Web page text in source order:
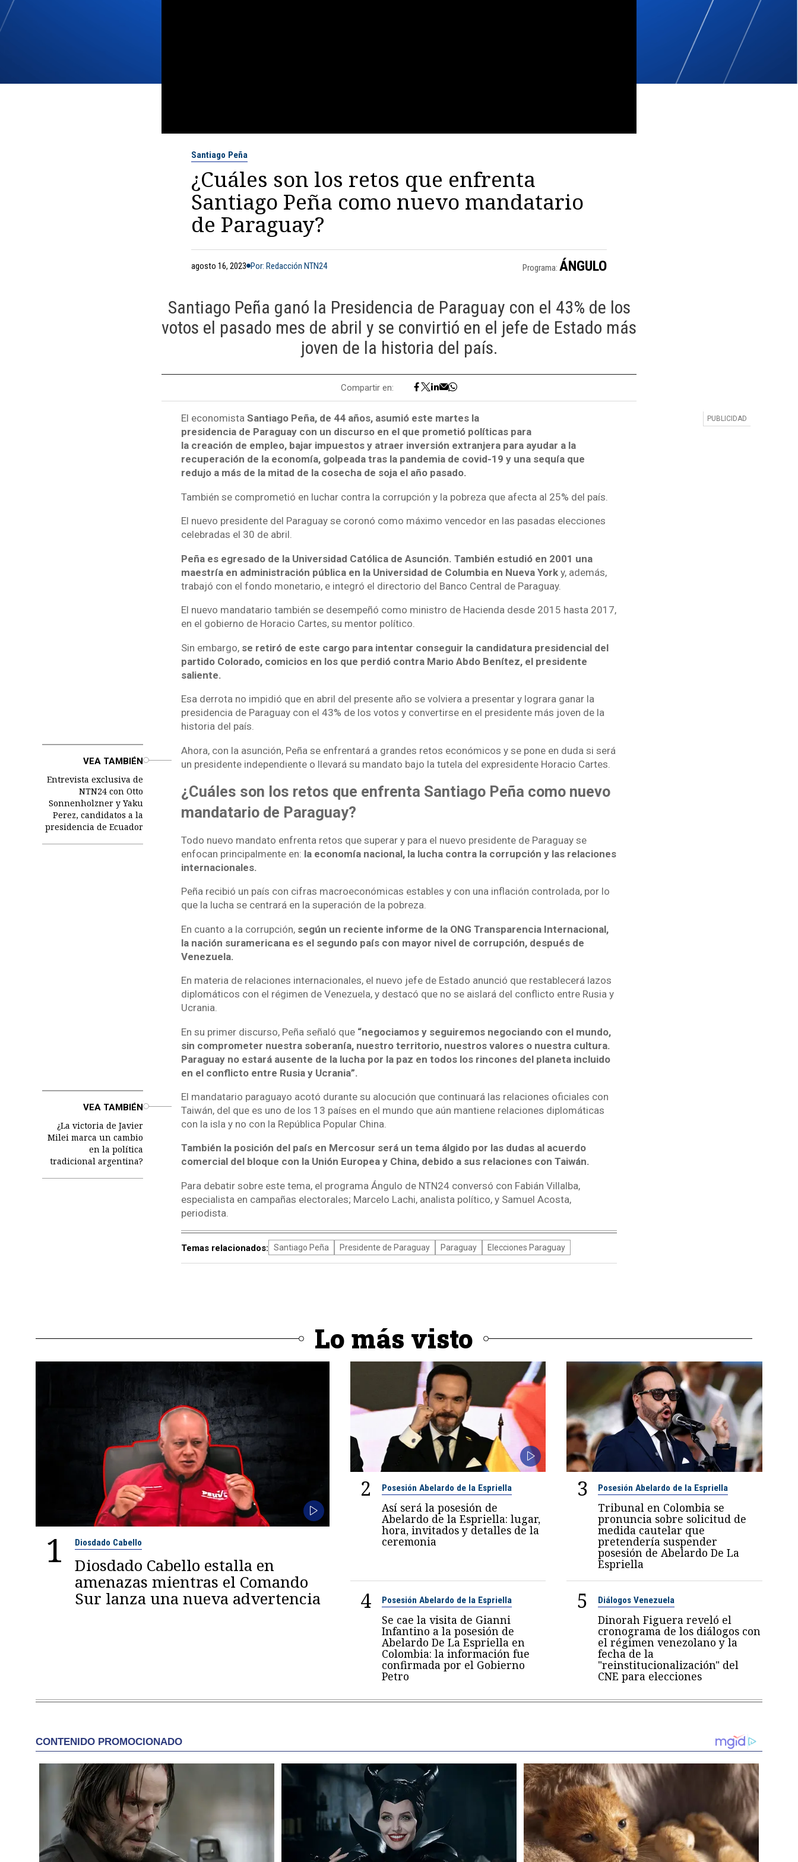
Santiago Peña
¿Cuáles son los retos que enfrenta
Santiago Peña como nuevo mandatario
de Paraguay?
agosto 16, 2023 Por: Redacción NTN24 Programa: ÁNGULO
Santiago Peña ganó la Presidencia de Paraguay con el 43% de los
votos el pasado mes de abril y se convirtió en el jefe de Estado más
joven de la historia del país.
Compartir en:
El economista Santiago Peña, de 44 años, asumió este martes la
presidencia de Paraguay con un discurso en el que prometió políticas para
la creación de empleo, bajar impuestos y atraer inversión extranjera para ayudar a la
recuperación de la economía, golpeada tras la pandemia de covid-19 y una sequía que
redujo a más de la mitad de la cosecha de soja el año pasado.
También se comprometió en luchar contra la corrupción y la pobreza que afecta al 25% del país.
El nuevo presidente del Paraguay se coronó como máximo vencedor en las pasadas elecciones
celebradas el 30 de abril.
Peña es egresado de la Universidad Católica de Asunción. También estudió en 2001 una
maestría en administración pública en la Universidad de Columbia en Nueva Yorky, además,
trabajó con el fondo monetario, e integró el directorio del Banco Central de Paraguay.
El nuevo mandatario también se desempeñó como ministro de Hacienda desde 2015 hasta 2017,
en el gobierno de Horacio Cartes, su mentor político.
Sin embargo,se retiró de este cargo para intentar conseguir la candidatura presidencial del
partido Colorado, comicios en los que perdió contra Mario Abdo Benítez, el presidente
saliente.
Esa derrota no impidió que en abril del presente año se volviera a presentar y lograra ganar la
presidencia de Paraguay con el 43% de los votos y convertirse en el presidente más joven de la
historia del país.
VEA TAMBIÉN
Entrevista exclusiva de
NTN24 con Otto
Sonnenholzner y Yaku
Perez, candidatos a la
presidencia de Ecuador
Ahora, con la asunción, Peña se enfrentará a grandes retos económicos y se pone en duda si será
un presidente independiente o llevará su mandato bajo la tutela del expresidente Horacio Cartes.
¿Cuáles son los retos que enfrenta Santiago Peña como nuevo
mandatario de Paraguay?
Todo nuevo mandato enfrenta retos que superar y para el nuevo presidente de Paraguay se
enfocan principalmente en: la economía nacional, la lucha contra la corrupción y las relaciones
internacionales.
Peña recibió un país con cifras macroeconómicas estables y con una inflación controlada, por lo
que la lucha se centrará en la superación de la pobreza.
En cuanto a la corrupción, según un reciente informe de la ONG Transparencia Internacional,
la nación suramericana es el segundo país con mayor nivel de corrupción, después de
Venezuela.
En materia de relaciones internacionales, el nuevo jefe de Estado anunció que restablecerá lazos
diplomáticos con el régimen de Venezuela, y destacó que no se aislará del conflicto entre Rusia y
Ucrania.
En su primer discurso, Peña señaló que “negociamos y seguiremos negociando con el mundo,
sin comprometer nuestra soberanía, nuestro territorio, nuestros valores o nuestra cultura.
Paraguay no estará ausente de la lucha por la paz en todos los rincones del planeta incluido
en el conflicto entre Rusia y Ucrania”.
VEA TAMBIÉN
¿La victoria de Javier
Milei marca un cambio
en la política
tradicional argentina?
El mandatario paraguayo acotó durante su alocución que continuará las relaciones oficiales con
Taiwán, del que es uno de los 13 países en el mundo que aún mantiene relaciones diplomáticas
con la isla y no con la República Popular China.
También la posición del país en Mercosur será un tema álgido por las dudas al acuerdo
comercial del bloque con la Unión Europea y China, debido a sus relaciones con Taiwán.
Para debatir sobre este tema, el programa Ángulo de NTN24 conversó con Fabián Villalba,
especialista en campañas electorales; Marcelo Lachi, analista político, y Samuel Acosta,
periodista.
Temas relacionados: Santiago Peña Presidente de Paraguay Paraguay Elecciones Paraguay
Lo más visto
1 Diosdado Cabello
Diosdado Cabello estalla en
amenazas mientras el Comando
Sur lanza una nueva advertencia
2 Posesión Abelardo de la Espriella
Así será la posesión de
Abelardo de la Espriella: lugar,
hora, invitados y detalles de la
ceremonia
3 Posesión Abelardo de la Espriella
Tribunal en Colombia se
pronuncia sobre solicitud de
medida cautelar que
pretendería suspender
posesión de Abelardo De La
Espriella
4 Posesión Abelardo de la Espriella
Se cae la visita de Gianni
Infantino a la posesión de
Abelardo De La Espriella en
Colombia: la información fue
confirmada por el Gobierno
Petro
5 Diálogos Venezuela
Dinorah Figuera reveló el
cronograma de los diálogos con
el régimen venezolano y la
fecha de la
"reinstitucionalización" del
CNE para elecciones